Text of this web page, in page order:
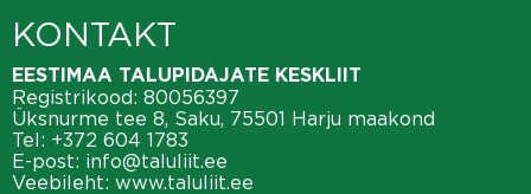
KONTAKT
EESTIMAA TALUPIDAJATE KESKLIIT
Registrikood: 80056397
Üksnurme tee 8, Saku, 75501 Harju maakond
Tel: +372 604 1783
E-post: info@taluliit.ee
Veebileht: www.taluliit.ee